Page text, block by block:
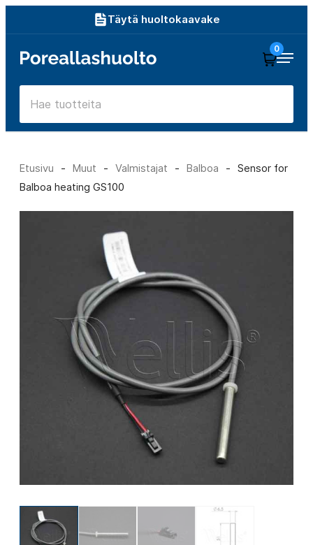
sisältöön
Täytä huoltokaavake
Poreallashuolto
0
Etusivu - Muut - Valmistajat - Balboa -
Sensor for
Balboa heating GS100